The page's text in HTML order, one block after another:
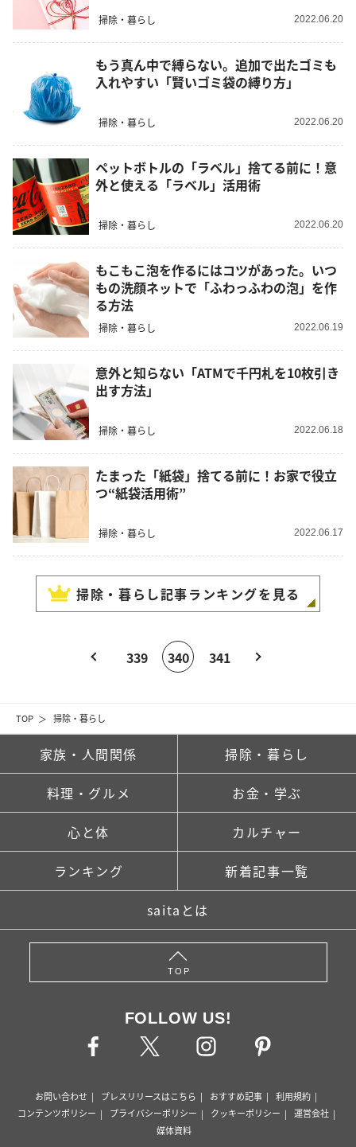
TOP 掃除・暮らし
掃除・暮らし 2022.06.20
もう真ん中で縛らない。追加で出たゴミも
入れやすい「賢いゴミ袋の縛り方」
掃除・暮らし 2022.06.20
ペットボトルの「ラベル」捨てる前に！意
外と使える「ラベル」活用術
掃除・暮らし 2022.06.20
もこもこ泡を作るにはコツがあった。いつ
もの洗顔ネットで「ふわっふわの泡」を作
る方法
掃除・暮らし 2022.06.19
意外と知らない「ATMで千円札を10枚引き
出す方法」
掃除・暮らし 2022.06.18
たまった「紙袋」捨てる前に！お家で役立
つ“紙袋活用術”
掃除・暮らし 2022.06.17
掃除・暮らし記事ランキングを見る
339 340 341
家族・人間関係 掃除・暮らし
料理・グルメ お金・学ぶ
心と体 カルチャー
ランキング 新着記事一覧
saitaとは
TOP
FOLLOW US!
お問い合わせ プレスリリースはこちら おすすめ記事
利用規約
コンテンツポリシー
プライバシーポリシー クッキーポリシー
運営会社
媒体資料